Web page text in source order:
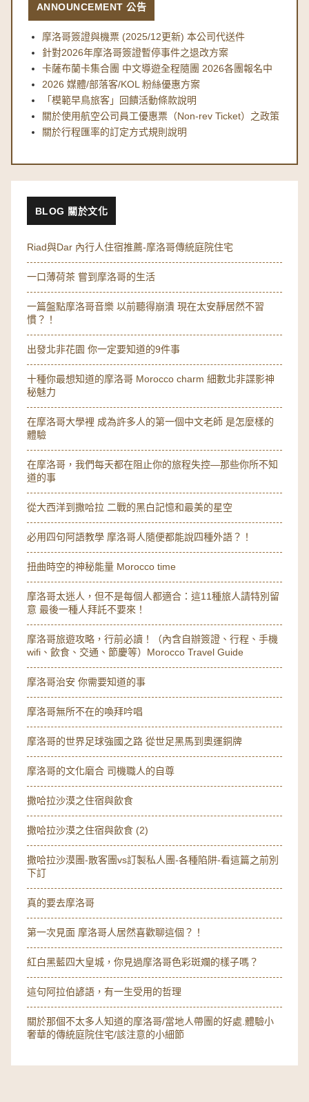
ANNOUNCEMENT 公告
摩洛哥簽證與機票 (2025/12更新) 本公司代送件
針對2026年摩洛哥簽證暫停事件之退改方案
卡薩布蘭卡集合團 中文導遊全程隨團 2026各團報名中
2026 媒體/部落客/KOL 粉絲優惠方案
「模範早鳥旅客」回饋活動條款說明
關於使用航空公司員工優惠票（Non-rev Ticket）之政策
關於行程匯率的訂定方式規則說明
BLOG 關於文化
Riad與Dar 內行人住宿推薦-摩洛哥傳統庭院住宅
一口薄荷茶 嘗到摩洛哥的生活
一篇盤點摩洛哥音樂 以前聽得崩潰 現在太安靜居然不習
慣？！
出發北非花園 你一定要知道的9件事
十種你最想知道的摩洛哥 Morocco charm 細數北非諜影神
秘魅力
在摩洛哥大學裡 成為許多人的第一個中文老師 是怎麼樣的
體驗
在摩洛哥，我們每天都在阻止你的旅程失控—那些你所不知
道的事
從大西洋到撒哈拉 二戰的黑白記憶和最美的星空
必用四句阿語教學 摩洛哥人隨便都能說四種外語？！
扭曲時空的神秘能量 Morocco time
摩洛哥太迷人，但不是每個人都適合：這11種旅人請特別留
意 最後一種人拜託不要來！
摩洛哥旅遊攻略，行前必讀！（內含自辦簽證、行程、手機
wifi、飲食、交通、節慶等）Morocco Travel Guide
摩洛哥治安 你需要知道的事
摩洛哥無所不在的喚拜吟唱
摩洛哥的世界足球強國之路 從世足黑馬到奧運銅牌
摩洛哥的文化磨合 司機職人的自尊
撒哈拉沙漠之住宿與飲食
撒哈拉沙漠之住宿與飲食 (2)
撒哈拉沙漠團-散客團vs訂製私人團-各種陷阱-看這篇之前別
下訂
真的要去摩洛哥
第一次見面 摩洛哥人居然喜歡聊這個？！
紅白黑藍四大皇城，你見過摩洛哥色彩斑斕的樣子嗎？
這句阿拉伯諺語，有一生受用的哲理
關於那個不太多人知道的摩洛哥/當地人帶團的好處.體驗小
奢華的傳統庭院住宅/該注意的小細節